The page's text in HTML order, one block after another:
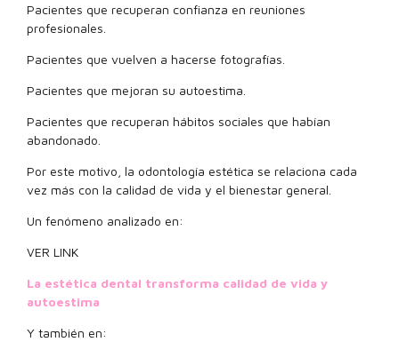
Pacientes que recuperan confianza en reuniones
profesionales.
Pacientes que vuelven a hacerse fotografías.
Pacientes que mejoran su autoestima.
Pacientes que recuperan hábitos sociales que habían
abandonado.
Por este motivo, la odontología estética se relaciona cada
vez más con la calidad de vida y el bienestar general.
Un fenómeno analizado en:
VER LINK
La estética dental transforma calidad de vida y
autoestima
Y también en: